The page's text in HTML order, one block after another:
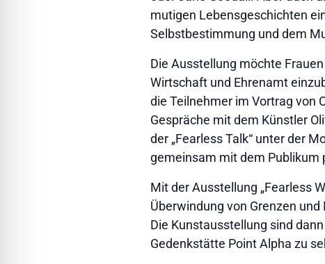
mutigen Lebensgeschichten
Selbstbestimmung und dem
Die Ausstellung möchte
Wirtschaft und Ehrenamt
die Teilnehmer im Vortrag von
Gespräche mit dem Künstler
der „Fearless Talk“ unter der
gemeinsam mit dem Publikum
Mit der Ausstellung „Fearless
Überwindung von Grenzen
Die Kunstausstellung sind
Gedenkstätte Point Alpha zu